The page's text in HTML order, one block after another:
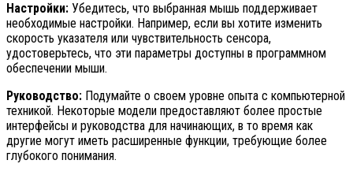
Настройки: Убедитесь, что выбранная мышь поддерживает
необходимые настройки. Например, если вы хотите изменить
скорость указателя или чувствительность сенсора,
удостоверьтесь, что эти параметры доступны в программном
обеспечении мыши.
Руководство: Подумайте о своем уровне опыта с компьютерной
техникой. Некоторые модели предоставляют более простые
интерфейсы и руководства для начинающих, в то время как
другие могут иметь расширенные функции, требующие более
глубокого понимания.